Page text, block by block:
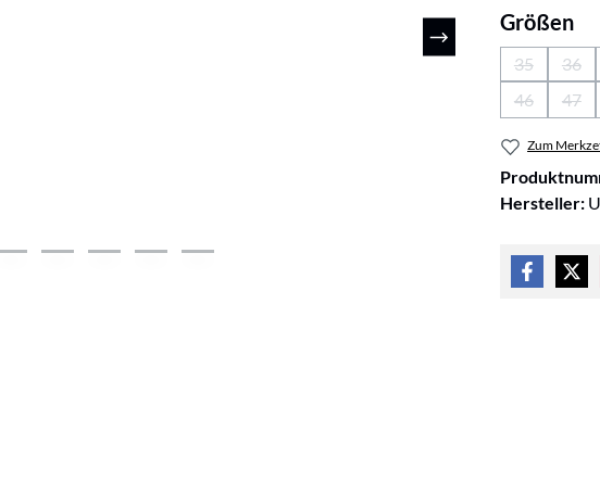
Größen
35
(Diese
36
46
(Diese
47
Zum
Hersteller: